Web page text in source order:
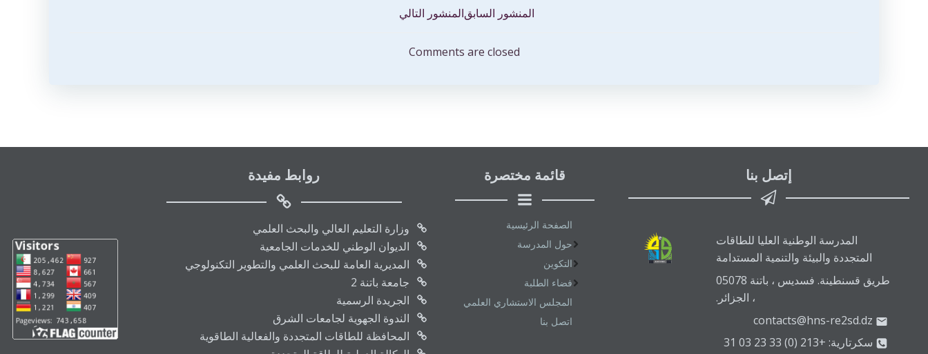
المنشور السابقتصفّح
المقالات
المنشور التالي
Comments are closed
إتصل بنا
المدرسة الوطنية العليا للطاقات
المتجددة والبيئة والتنمية المستدامة
طريق قسنطينة. فسديس ، باتنة 05078
، الجزائر.
contacts@hns-re2sd.dz
سكرتارية: +213 (0) 33 23 03 31
قائمة مختصرة
الصفحة الرئيسية
حول المدرسة
التكوين
فضاء الطلبة
المجلس الاستشاري العلمي
اتصل بنا
روابط مفيدة
وزارة التعليم العالي والبحث العلمي
الديوان الوطني للخدمات الجامعية
المديرية العامة للبحث العلمي والتطوير التكنولوجي
جامعة باتنة 2
الجريدة الرسمية
الندوة الجهوية لجامعات الشرق
المحافظة للطاقات المتجددة والفعالية الطاقوية